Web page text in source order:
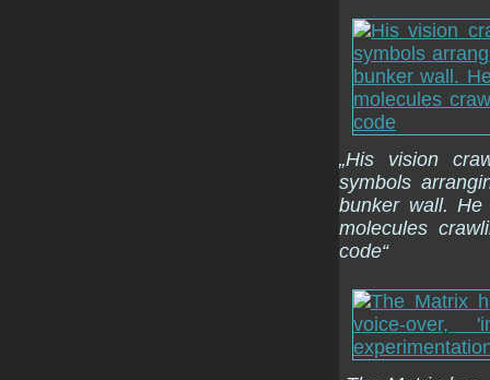
„His vision
symbols
bunker wall.
molecules
code“